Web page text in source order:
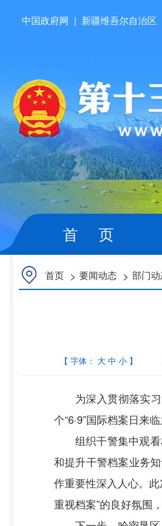
中国政府网 | 新疆维吾尔自治区
首 页
首页 > 要闻动态 > 部门
【 字体： 大 中 小 】
为深入贯彻落实
个“6·9”国际档案日来
组织干警集中观
和提升干警档案业务
作重要性深入人心。
重视档案”的良好氛围